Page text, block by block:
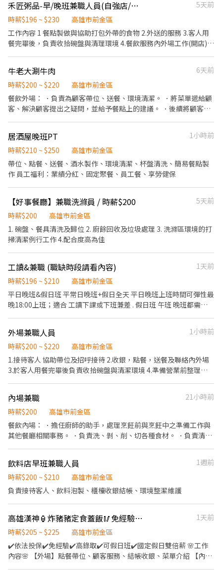
禾匠粥品-早/晚班兼職人員(自強店/自立店)
5天前
時薪$196 ~ $230
高雄市前金區
工作內容 1 餐點製做與協助打包外帶的食物 2.外送的服務 3.客人用
餐完畢後，負責收拾碗盤與清理環境 4.餐飲服務內外場工作(開店) 5.
其餘福利、薪資面試皆會告知。
牛老大涮牛肉
6天前
時薪$200 ~ $220
高雄市前金區
餐飲外場： ．負責為顧客帶位、送餐、環境清潔。 ．將菜單遞給顧
客、解決顧客提出之疑問，並給予餐點上的建議。 ．後續將顧客點
入！ 排班制，週二～週日
居酒屋晚班PT
1小時前
時薪$210 ~ $250
高雄市前金區
帶位、點餐、送餐、酒水製作、環境清潔、杯盤清洗、簡易餐點製
作 員工福利：業績分紅、固定聚餐、員工餐、享勞健保
【好事餐廳】兼職洗滌員 / 時薪$200
5天前
時薪$200
高雄市前金區
1. 碗盤、餐具清洗及歸位 2. 廚餘回收及垃圾處理 3. 洗滌區環境的打
掃清潔例行工作 4.配合度高為佳
工讀&兼職 (職缺時段請看內容)
1天前
時薪$196 ~ $210
高雄市前金區
平日晚班&假日班 平常日晚班+假日全天 平日晚班上班時間可彈性最
晚18:00上班；適合 工讀下課或下班兼差 . 假日班 午班 晚班都需排
倍等… . 餐飲外場： ．負責為顧客帶位、安排座位、倒水。 ．將菜
單遞給顧客、解決顧客提出之疑問，並給予餐點上的建議。 ．後續
將顧客點餐訊息通知廚房做餐 ．於顧客用餐完畢後，負責收拾碗盤
與清理環境。 ．並負責結帳、收銀等工作。
外場兼職人員
1小時前
時薪$200 ~ $220
高雄市前金區
1.接待客人 協助帶位及招呼接待 2.收銀，點餐，送餐及聯絡內外場
3.於客人用餐完畢後負責收拾碗盤與清潔環境 4.準備營業前整理環
內場兼職
21小時前
時薪$200
高雄市前金區
餐飲內場： ．擔任廚師的助手，處理烹飪前與烹飪中之準備工作與
其他餐廳相關事務。 ．負責洗、剝、削、切各種食材。 ．負責清理
飲料店早班兼職人員
1週前
時薪$200 ~ $210
高雄市前金區
負責接待客人、飲料泡製、櫃檯收銀結帳、環境整潔維護
高雄漢神🏮炸豬豬定食蓋飯🥢免經驗💓高錄取🔥🔥
1天前
時薪$205 ~ $225
高雄市前金區
✔️依法投保✔️免經驗✔️高錄取✔️可假日班✔️國定假日雙倍薪 🌸工作
內容🌸 【外場】點餐帶位、顧客服務、結帳收銀、菜單介紹 【內